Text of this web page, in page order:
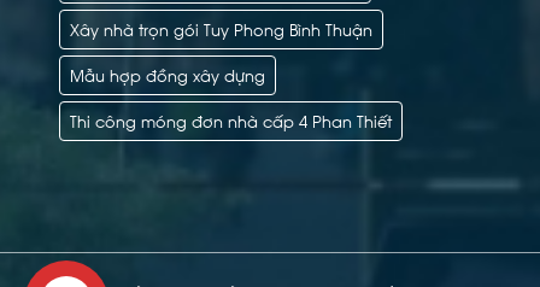
Xây nhà trọn gói Tuy Phong Bình Thuận
Mẫu hợp đồng xây dựng
Thi công móng đơn nhà cấp 4 Phan Thiết